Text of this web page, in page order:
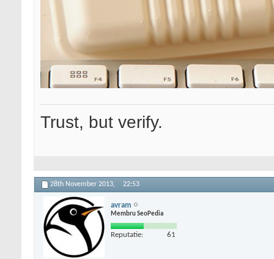
Trust, but verify.
28th November 2013, 22:53
avram
Membru SeoPedia
Reputatie: 61